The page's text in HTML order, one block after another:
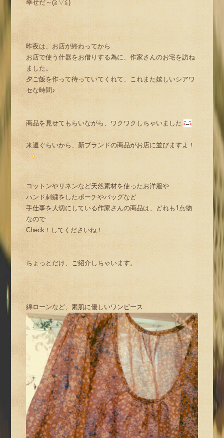
幸せだ～(≧▽≦)
昨夜は、お店が終わってから
お店で使う什器をお借りする為に、作家さんのお宅を訪ね
ました。
夕ご飯を作って待っていてくれて、これまた嬉しいシアワ
セな時間♪
商品を見せてもらいながら、ワクワクしちゃいました
来週ぐらいから、新ブランドの商品がお店に並びますよ！
コットンやリネンなど天然素材を使ったお洋服や
ハンド刺繍をしたポーチやバッグなど
手仕事を大切にしている作家さんの商品は、どれも1点物
なので
Check！してくださいね！
ちょっとだけ、ご紹介しちゃいます。
綿ローンなど、素肌に優しいワンピース